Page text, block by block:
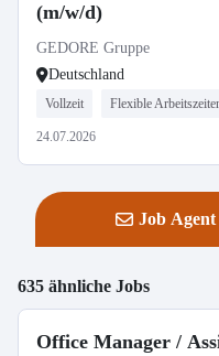
(m/w/d)
GEDORE Gruppe
Deutschland
Vollzeit Flexible
24.07.2026
Job Agent
635 ähnliche Jobs
Office Manager /